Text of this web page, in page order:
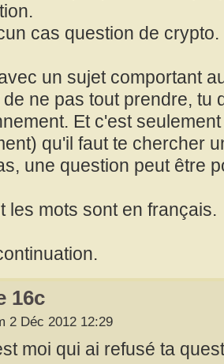
cas question de crypto.
un sujet comportant
ne pas tout prendre, tu
Et c'est
qu'il faut te chercher
une question peut être
les mots sont en français.
16c
2 Déc 2012 12:29
moi qui ai refusé ta